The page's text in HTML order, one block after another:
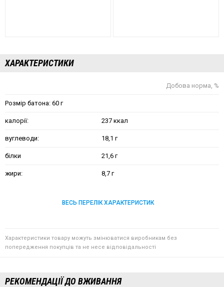
ХАРАКТЕРИСТИКИ
Добова норма, %
Розмір батона: 60 г
калорії: 237 ккал
вуглеводи: 18,1 г
білки 21,6 г
жири: 8,7 г
ВЕСЬ ПЕРЕЛІК ХАРАКТЕРИСТИК
Характеристики товару можуть змінюватися виробникам без
попередження покупців та не несе відповідальності
РЕКОМЕНДАЦІЇ ДО ВЖИВАННЯ